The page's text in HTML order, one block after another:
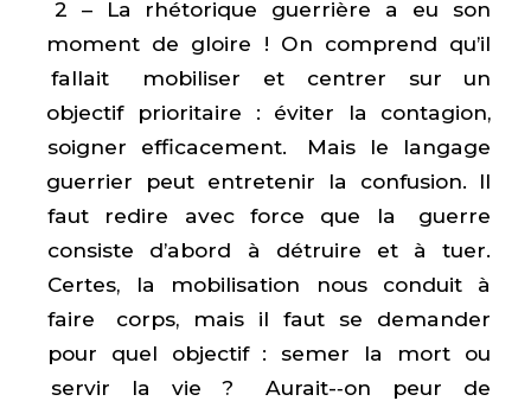
2 – La rhétorique guerrière a eu son
moment de gloire ! On comprend qu’il
fallait mobiliser et centrer sur un
objectif prioritaire : éviter la contagion,
soigner efficacement. Mais le langage
guerrier peut entretenir la confusion. Il
faut redire avec force que la guerre
consiste d’abord à détruire et à tuer.
Certes, la mobilisation nous conduit à
faire corps, mais il faut se demander
pour quel objectif : semer la mort ou
servir la vie ? Aurait-­‐on peur de